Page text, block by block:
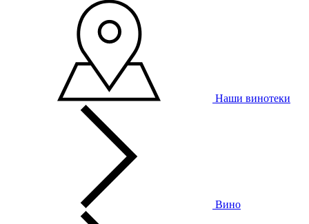
Наши винотеки
Вино